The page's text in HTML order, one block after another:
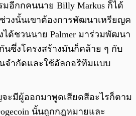
อีกกคนนาย Billy Markus ก็ได้
วงนั้นเขาต้องการพัฒนาเหรียญค
ด้ชวนนาย Palmer มาร่วมพัฒนา
นซึ่งโครงสร้างมันก็คล้าย ๆ กับ
จำกัดและใช้อัลกอริทึมแบบ
ะมีผู้ออกมาพูดเสียดสีอะไรก็ตาม
นั้นถูกกฎหมายและ